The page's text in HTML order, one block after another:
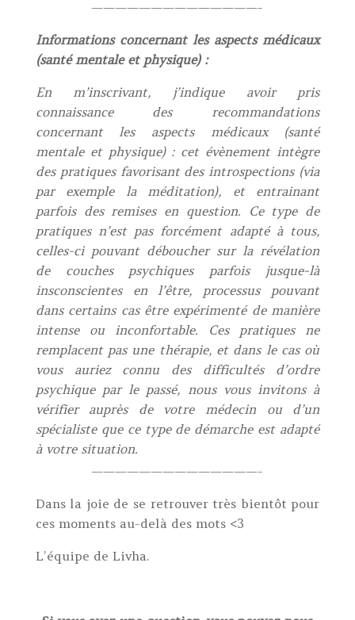
——————————————-
Informations concernant les aspects médicaux
(santé mentale et physique) :
En m’inscrivant, j’indique avoir pris
connaissance des recommandations
concernant les aspects médicaux (santé
mentale et physique) : cet évènement intègre
des pratiques favorisant des introspections (via
par exemple la méditation), et entrainant
parfois des remises en question. Ce type de
pratiques n’est pas forcément adapté à tous,
celles-ci pouvant déboucher sur la révélation
de couches psychiques parfois jusque-là
insconscientes en l’être, processus pouvant
dans certains cas être expérimenté de manière
intense ou inconfortable. Ces pratiques ne
remplacent pas une thérapie, et dans le cas où
vous auriez connu des difficultés d’ordre
psychique par le passé, nous vous invitons à
vérifier auprès de votre médecin ou d’un
spécialiste que ce type de démarche est adapté
à votre situation.
——————————————-
Dans la joie de se retrouver très bientôt pour
ces moments au-delà des mots <3
L’équipe de Livha.